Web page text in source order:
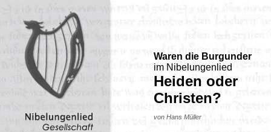
Waren die Burgunder
im Nibelungenlied
Heiden oder
Christen?
von Hans Müller